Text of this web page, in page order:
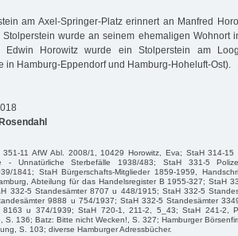
am Axel-Springer-Platz erinnert an Manfred
Stolperstein wurde an seinem ehemaligen Wohnort
Edwin Horowitz wurde ein Stolperstein am
in Hamburg-Eppendorf und Hamburg-Hoheluft-Ost).
351-11 AfW Abl. 2008/1, 10429 Horowitz, Eva; StaH 314-
- Unnatürliche Sterbefälle 1938/483; StaH 331-5
1841; StaH Bürgerschafts-Mitglieder 1859-1959,
Abteilung für das Handelsregister B 1955-327; StaH
332-5 Standesämter 8707 u 448/1915; StaH 332-5
9888 u 754/1937; StaH 332-5 Standesämter
8163 u 374/1939; StaH 720-1, 211-2, 5_43; StaH 241-2,
S. 136; Batz: Bitte nicht Wecken!, S. 327; Hamburger
S. 103; diverse Hamburger Adressbücher.